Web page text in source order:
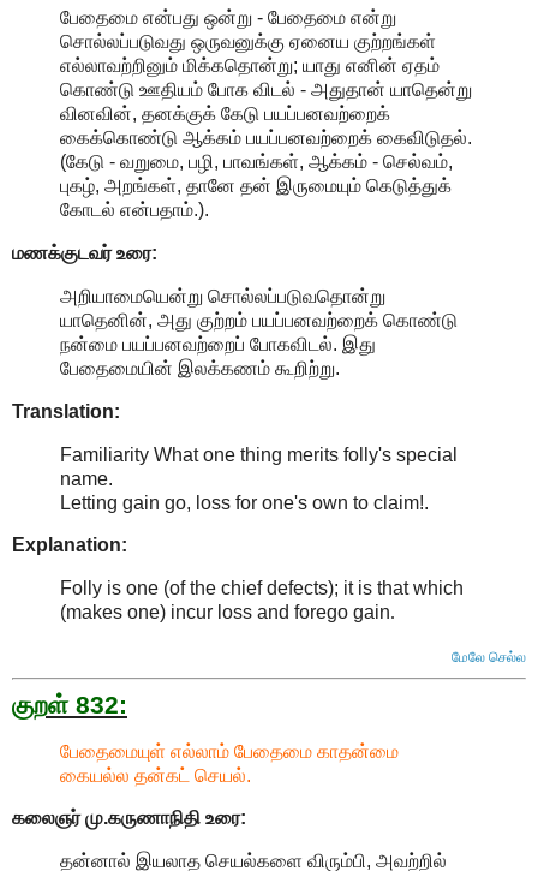
பேதைமை என்பது ஒன்று - பேதைமை என்று
சொல்லப்படுவது ஒருவனுக்கு ஏனைய குற்றங்கள்
எல்லாவற்றினும் மிக்கதொன்று; யாது எனின் ஏதம்
கொண்டு ஊதியம் போக விடல் - அதுதான் யாதென்று
வினவின், தனக்குக் கேடு பயப்பனவற்றைக்
கைக்கொண்டு ஆக்கம் பயப்பனவற்றைக் கைவிடுதல்.
(கேடு - வறுமை, பழி, பாவங்கள், ஆக்கம் - செல்வம்,
புகழ், அறங்கள், தானே தன் இருமையும் கெடுத்துக்
கோடல் என்பதாம்.).
மணக்குடவர் உரை:
அறியாமையென்று சொல்லப்படுவதொன்று
யாதெனின், அது குற்றம் பயப்பனவற்றைக் கொண்டு
நன்மை பயப்பனவற்றைப் போகவிடல். இது
பேதைமையின் இலக்கணம் கூறிற்று.
Translation:
Familiarity What one thing merits folly's special
name.
Letting gain go, loss for one's own to claim!.
Explanation:
Folly is one (of the chief defects); it is that which
(makes one) incur loss and forego gain.
மேலே செல்ல
குறள் 832:
பேதைமையுள் எல்லாம் பேதைமை காதன்மை
கையல்ல தன்கட் செயல்.
கலைஞர் மு.கருணாநிதி உரை:
தன்னால் இயலாத செயல்களை விரும்பி, அவற்றில்